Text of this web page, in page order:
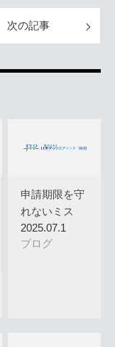
次の記事
申請期限を守
れないミス
2025.07.1
ブログ